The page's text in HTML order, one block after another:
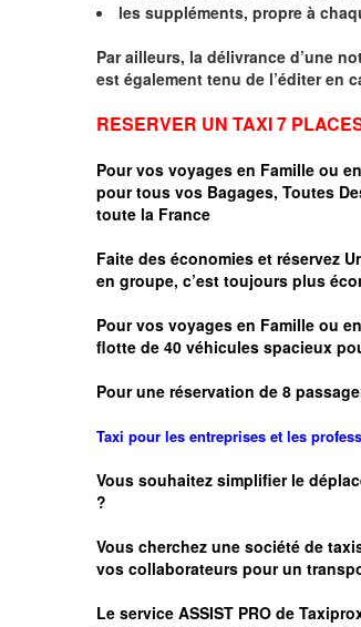
les suppléments, propre à
Par ailleurs, la délivrance d’une
est également tenu de l’éditer en
RESERVER UN TAXI 7
Pour vos voyages en Famille ou
pour tous vos Bagages, Toutes
toute la France
Faite des économies et réservez
en groupe, c’est toujours plus
Pour vos voyages en Famille ou
flotte de 40 véhicules spacieux
Pour une réservation de 8
Taxi pour les entreprises et les
Vous souhaitez simplifier le
?
Vous cherchez une société de
vos collaborateurs pour un
Le service ASSIST PRO de